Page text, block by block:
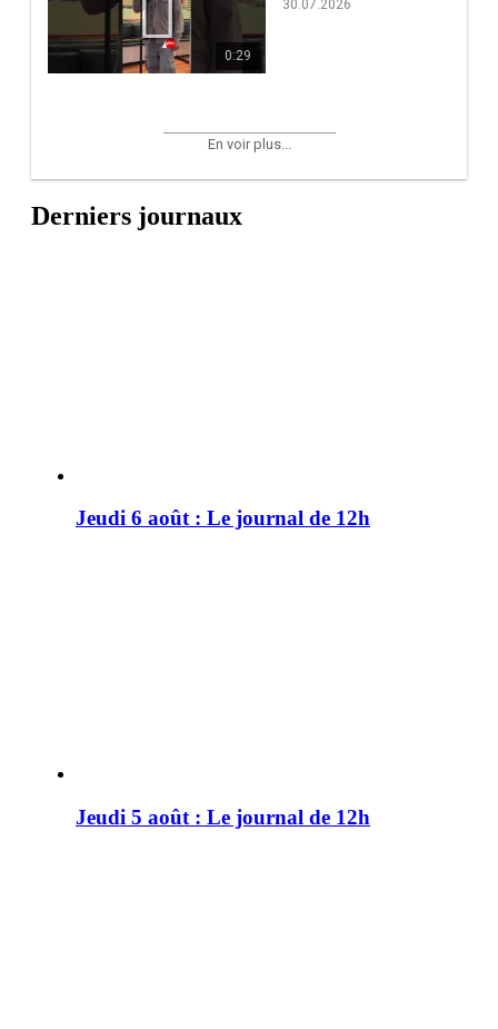
0:29
30.07.2026
En voir plus...
Derniers journaux
Jeudi 6 août : Le journal de 12h
Jeudi 5 août : Le journal de 12h